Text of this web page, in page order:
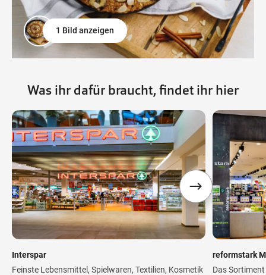
1 Bild anzeigen
Was ihr dafür braucht, findet ihr hier
Interspar
Feinste Lebensmittel, Spielwaren, Textilien, Kosmetik
reformstark
Das